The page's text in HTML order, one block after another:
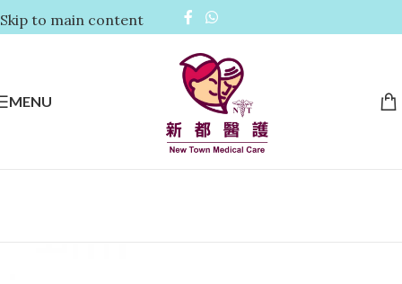
Skip to main content
MENU